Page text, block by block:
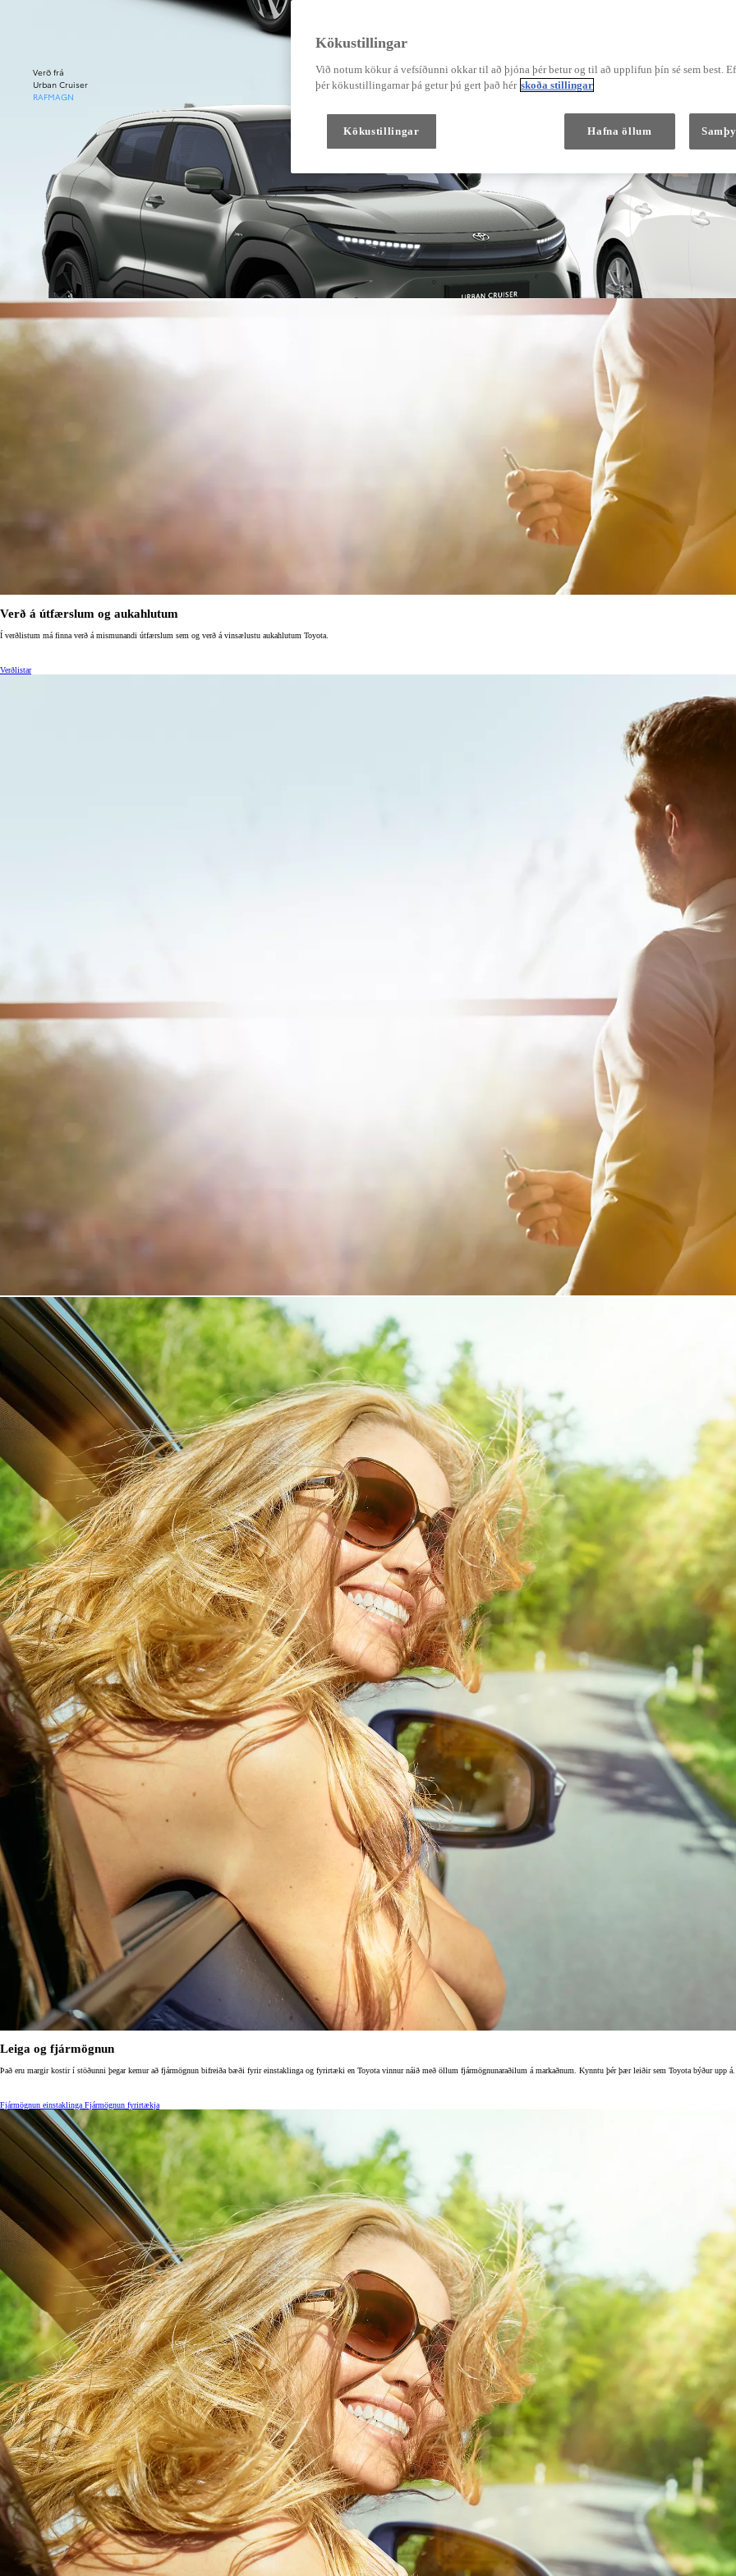
Verð frá
Verð frá
Urban Cruiser
RAFMAGN
Corolla Hatchback
Verð frá
Corolla Cross
HYBRID
Prius Plug-in
Verð frá
Verð frá
RAV4
HYBRID
Verð frá
Hilux
RAFMAGN
Verð frá
Proace City
RAFMAGN OG DÍSIL
Verð frá
Upplýsingar um verð og vöruframboð eru birtar með fyrirvara um villur
Verð á útfærslum og aukahlutum
Í verðlistum má finna verð á mismunandi útfærslum sem og verð á vinsælustu aukahlutum Toyota.
Verðlistar
Leiga og fjármögnun
Það eru margir kostir í stöðunni þegar kemur að fjármögnun bifreiða bæði fyrir einstaklinga og fyrirtæki en Toyota vinnur náið með öllum fjármögnunaraðilum á markaðnum. Kynntu þér þær leiðir sem Toyota býður upp á.
Fjármögnun einstaklingaFjármögnun fyrirtækja
Kökustillingar
Við notum kökur á vefsíðunni okkar til að þjóna þér betur og til að upplifun þín sé sem best.
þér kökustillingarnar þá getur þú gert það hér skoða stillingar
Kökustillingar Hafna öllum